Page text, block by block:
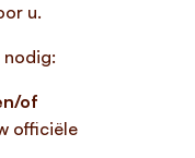
u.
nodig:
of
officiële